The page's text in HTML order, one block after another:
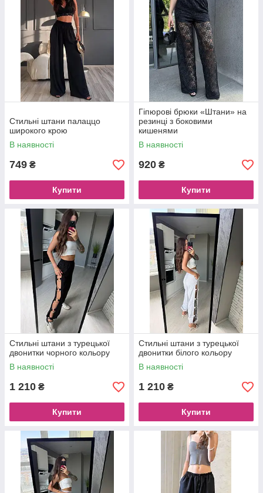
Стильні штани палаццо
широкого крою
В наявності
749 ₴
Купити
Гіпюрові брюки «Штани» на
резинці з боковими
кишенями
В наявності
920 ₴
Купити
Стильні штани з турецької
двонитки чорного кольору
В наявності
1 210 ₴
Купити
Стильні штани з турецької
двонитки білого кольору
В наявності
1 210 ₴
Купити